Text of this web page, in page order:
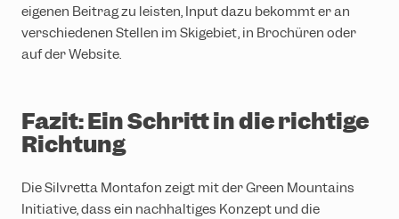
eigenen Beitrag zu leisten, Input dazu bekommt er an
verschiedenen Stellen im Skigebiet, in Brochüren oder
auf der Website.
Fazit: Ein Schritt in die richtige
Richtung
Die Silvretta Montafon zeigt mit der Green Mountains
Initiative, dass ein nachhaltiges Konzept und die